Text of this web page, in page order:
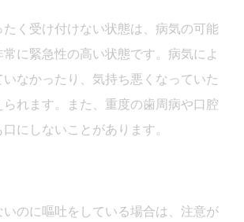
たく受け付けない状態は、病気の可能
に緊急性の高い状態です。病気によ
いなかったり、気持ち悪くなっていた
られます。また、重度の歯周病や口腔
にしないことがあります。
いのに嘔吐をしている場合は、注意が